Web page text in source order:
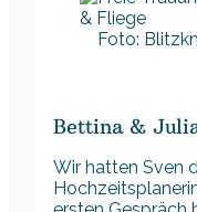
Foto:
Bettina &
Wir hatten Sven